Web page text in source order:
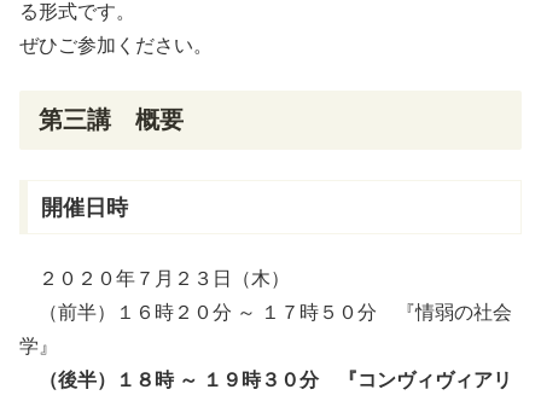
る形式です。
ぜひご参加ください。
第三講 概要
開催日時
２０２０年７月２３日（木）
（前半）１６時２０分 ～ １７時５０分 『情弱の社会
学』
（後半）１８時 ～ １９時３０分 『コンヴィヴィアリ